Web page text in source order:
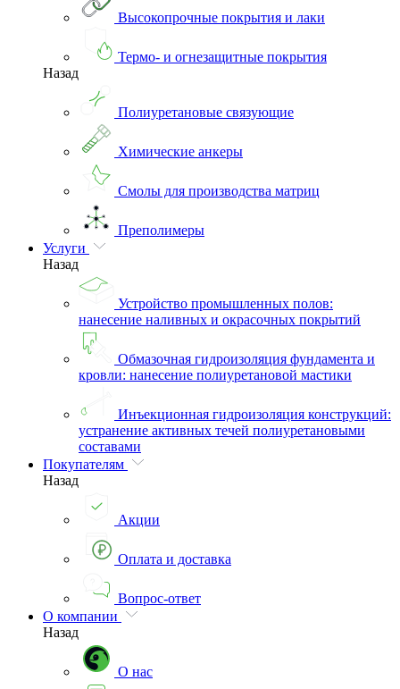
Высокопрочные покрытия и лаки
Термо- и огнезащитные покрытия
Назад
Полиуретановые связующие
Химические анкеры
Смолы для производства матриц
Преполимеры
Услуги
Назад
Устройство промышленных полов:
нанесение наливных и окрасочных покрытий
Обмазочная гидроизоляция фундамента и
кровли: нанесение полиуретановой мастики
Инъекционная гидроизоляция конструкций:
устранение активных течей полиуретановыми
составами
Покупателям
Назад
Акции
Оплата и доставка
Вопрос-ответ
О компании
Назад
О нас